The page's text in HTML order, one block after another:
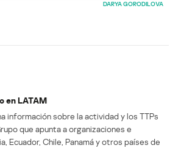
DARYA GORODILOVA
en LATAM
información sobre la actividad y los TTPs
que apunta a organizaciones e
Ecuador, Chile, Panamá y otros países de